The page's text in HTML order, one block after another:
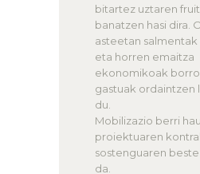
bitartez uztaren
banatzen hasi dira.
asteetan
eta horren emaitza
ekonomikoak
gastuak ordaintzen
du.
Mobilizazio berri
proiektuaren
sostenguaren
da.